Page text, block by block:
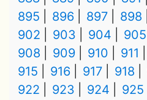
895
896 897 898
902
903 904 905
908
909 910 911
915
916 917 918
922
923 924 925